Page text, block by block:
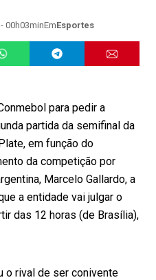
00h03minEmEsportes
para pedir a
partida da semifinal da
em função do
da competição por
Marcelo Gallardo, a
a entidade vai julgar o
das 12 horas (de Brasília),
o rival de ser conivente